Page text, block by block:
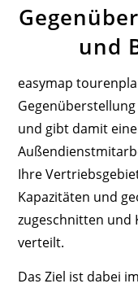
und
easymap
und gibt damit
Ihre
Kapazitäten und
zugeschnitten und
verteilt.
Das Ziel ist dabei